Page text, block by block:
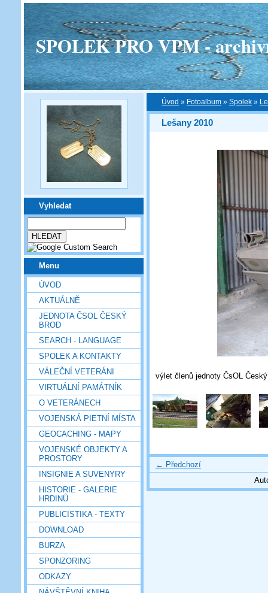
SPOLEK PRO VPM -
Vyhledat
Menu
ÚVOD
AKTUÁLNĚ
JEDNOTA ČSOL ČESKÝ
BROD
SEARCH - LANGUAGE
SPOLEK A KONTAKTY
VÁLEČNÍ VETERÁNI
VIRTUÁLNÍ PAMÁTNÍK
O VETERÁNECH
VOJENSKÁ PIETNÍ MÍSTA
GEOCACHING - MAPY
VOJENSKÉ OBJEKTY A
PROSTORY
INSIGNIE A SUVENYRY
HISTORIE - GALERIE
HRDINŮ
PUBLICISTIKA - TEXTY
DOWNLOAD
BURZA
SPONZORING
ODKAZY
Úvod » Fotoalbum » Spolek »
Lešany 2010
výlet členů jednoty ČsOL
← Předchozí